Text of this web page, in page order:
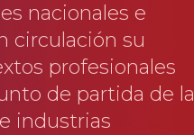
nacionales e
circulación su
profesionales
de partida de la
industrias